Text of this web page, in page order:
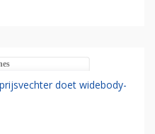
doet widebody-